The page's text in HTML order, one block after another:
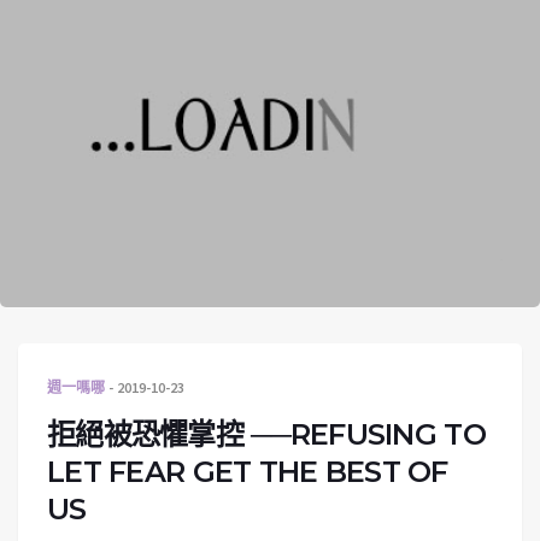
週一嗎哪 2019-10-23
拒絕被恐懼掌控 ──REFUSING TO
LET FEAR GET THE BEST OF
US